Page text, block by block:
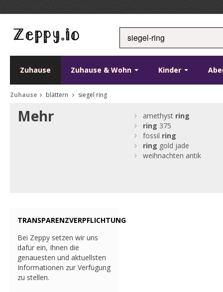
Zuhause Zuhause & Wohn Kinder
Zuhause blättern siegel ring
Mehr amethyst ring
ring 375
fossil ring
ring gold jade
weihnachten antik
TRANSPARENZVERPFLICHTUNG
Bei Zeppy setzen wir uns
dafür ein, Ihnen die
genauesten und aktuellsten
Informationen zur Verfügung
zu stellen.